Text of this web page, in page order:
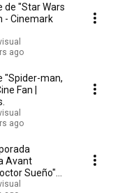
de "Star Wars
- Cinemark
ago
"Spider-man,
Fan |
ago
Avant
Sueño"